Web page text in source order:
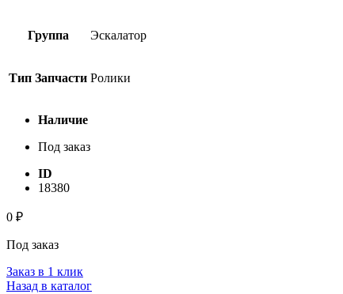
Группа Эскалатор
Тип Запчасти Ролики
Наличие
Под заказ
ID
18380
0 ₽
Под заказ
Заказ в 1 клик
Назад в каталог